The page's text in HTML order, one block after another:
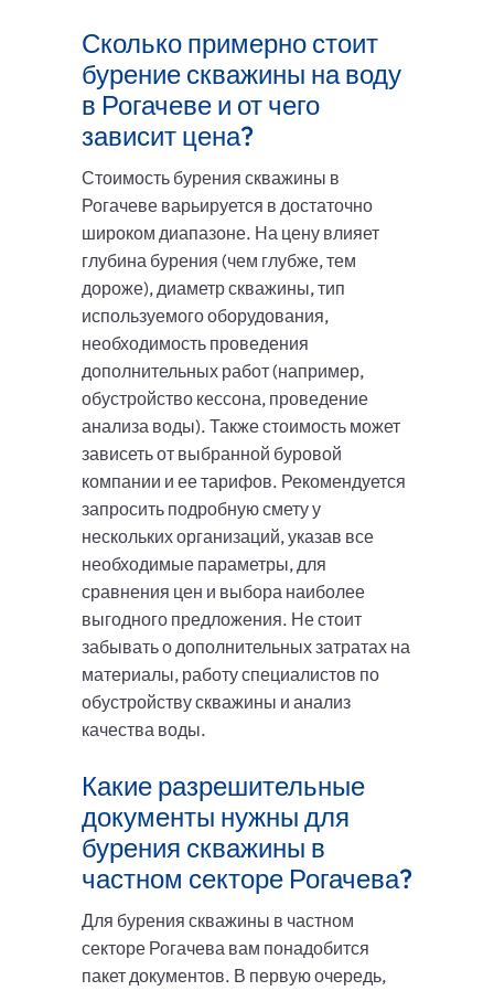
Сколько примерно стоит
бурение скважины на воду
в Рогачеве и от чего
зависит цена?
Стоимость бурения скважины в
Рогачеве варьируется в достаточно
широком диапазоне. На цену влияет
глубина бурения (чем глубже, тем
дороже), диаметр скважины, тип
используемого оборудования,
необходимость проведения
дополнительных работ (например,
обустройство кессона, проведение
анализа воды). Также стоимость может
зависеть от выбранной буровой
компании и ее тарифов. Рекомендуется
запросить подробную смету у
нескольких организаций, указав все
необходимые параметры, для
сравнения цен и выбора наиболее
выгодного предложения. Не стоит
забывать о дополнительных затратах на
материалы, работу специалистов по
обустройству скважины и анализ
качества воды.
Какие разрешительные
документы нужны для
бурения скважины в
частном секторе Рогачева?
Для бурения скважины в частном
секторе Рогачева вам понадобится
пакет документов. В первую очередь,